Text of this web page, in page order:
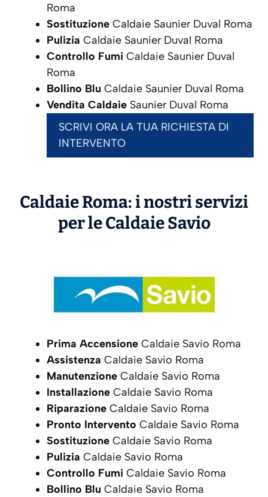
Roma
Sostituzione Caldaie Saunier Duval Roma
Pulizia Caldaie Saunier Duval Roma
Controllo Fumi Caldaie Saunier Duval
Roma
Bollino Blu Caldaie Saunier Duval Roma
Vendita Caldaie Saunier Duval Roma
SCRIVI ORA LA TUA RICHIESTA DI
INTERVENTO
Caldaie Roma: i nostri servizi
per le CaldaieSavio
Prima Accensione Caldaie Savio Roma
Assistenza Caldaie Savio Roma
Manutenzione Caldaie Savio Roma
Installazione Caldaie Savio Roma
Riparazione Caldaie Savio Roma
Pronto Intervento Caldaie Savio Roma
Sostituzione Caldaie Savio Roma
Pulizia Caldaie Savio Roma
Controllo Fumi Caldaie Savio Roma
Bollino Blu Caldaie Savio Roma